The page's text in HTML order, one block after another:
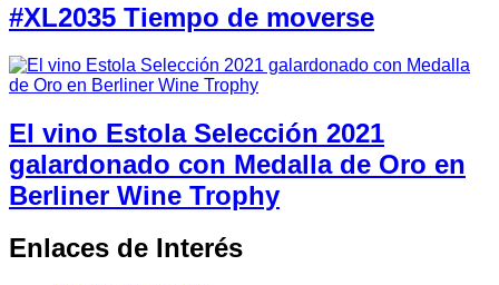
#XL2035 Tiempo de moverse
El vino Estola Selección 2021
galardonado con Medalla de Oro en
Berliner Wine Trophy
Enlaces de Interés